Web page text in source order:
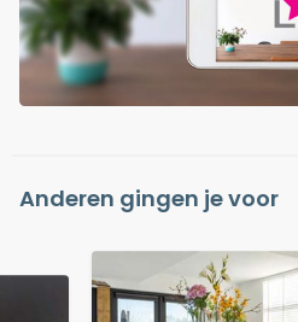
Anderen gingen je voor